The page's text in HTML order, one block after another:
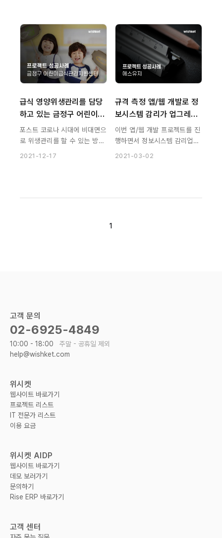
급식 영양위생관리를 담당
하고 있는 금정구 어린이급
식관리지원센터입니다.
포스트 코로나 시대에 비대면으
로 위생관리를 할 수 있는 방안
2021-12-17
규격 측정 앱/웹 개발로 정
보시스템 감리가 업그레이
드됐어요
이번 앱/웹 개발 프로젝트를 진
행하면서 정보시스템 감리업체
2021-03-02
1
고객 문의
02-6925-4849
10:00 - 18:00 주말 - 공휴일 제외
help@wishket.com
위시켓
웹사이트 바로가기
프로젝트 리스트
IT 전문가 리스트
이용 요금
위시켓 AIDP
웹사이트 바로가기
데모 보러가기
문의하기
Rise ERP 바로가기
고객 센터